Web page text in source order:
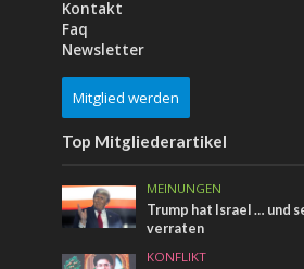
Kontakt
Faq
Newsletter
Mitglied werden
Top Mitgliederartikel
MEINUNGEN
Trump hat Israel … und
verraten
KONFLIKT